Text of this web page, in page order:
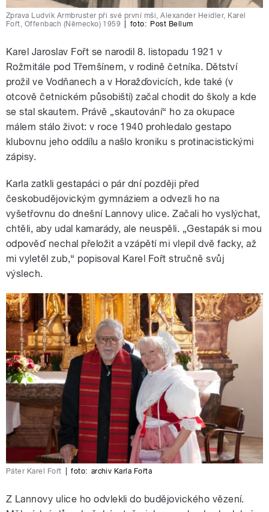
Zprava Ludvík Armbruster při své první mši, Alexander Heidler, Karel
Fořt, Offenbach (Německo) 1959
foto: Post Bellum
Karel Jaroslav Fořt se narodil 8. listopadu 1921 v
Rožmitále pod Třemšínem, v rodině četníka. Dětství
prožil ve Vodňanech a v Horažďovicích, kde také (v
otcově četnickém působišti) začal chodit do školy a kde
se stal skautem. Právě „skautování“ ho za okupace
málem stálo život: v roce 1940 prohledalo gestapo
klubovnu jeho oddílu a našlo kroniku s protinacistickými
zápisy.
Karla zatkli gestapáci o pár dní později před
českobudějovickým gymnáziem a odvezli ho na
vyšetřovnu do dnešní Lannovy ulice. Začali ho vyslýchat,
chtěli, aby udal kamarády, ale neuspěli. „Gestapák si mou
odpověď nechal přeložit a vzápětí mi vlepil dvě facky, až
mi vyletěl zub,“ popisoval Karel Fořt stručně svůj
výslech.
Páter Karel Fořt foto: archiv Karla Fořta
Z Lannovy ulice ho odvlekli do budějovického vězení.